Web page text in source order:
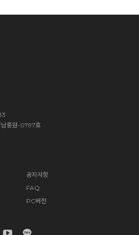
중원-0797호
공지사항
FAQ
PC버전